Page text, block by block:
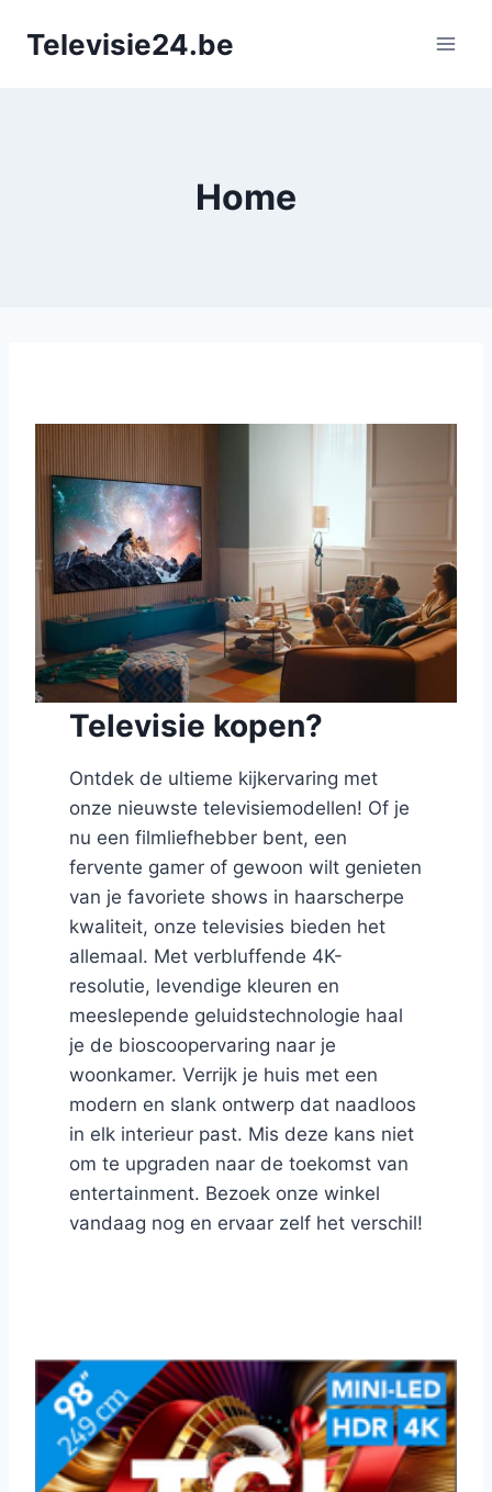
naarTelevisie24.be
Home
Televisie kopen?
Ontdek de ultieme kijkervaring met
onze nieuwste televisiemodellen! Of je
nu een filmliefhebber bent, een
fervente gamer of gewoon wilt genieten
van je favoriete shows in haarscherpe
kwaliteit, onze televisies bieden het
allemaal. Met verbluffende 4K-
resolutie, levendige kleuren en
meeslepende geluidstechnologie haal
je de bioscoopervaring naar je
woonkamer. Verrijk je huis met een
modern en slank ontwerp dat naadloos
in elk interieur past. Mis deze kans niet
om te upgraden naar de toekomst van
entertainment. Bezoek onze winkel
vandaag nog en ervaar zelf het verschil!